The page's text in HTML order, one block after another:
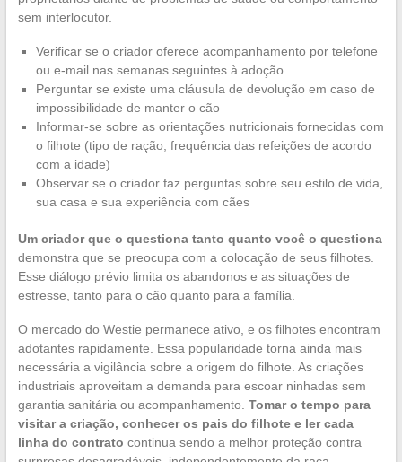
sem interlocutor.
Verificar se o criador oferece acompanhamento por telefone
ou e-mail nas semanas seguintes à adoção
Perguntar se existe uma cláusula de devolução em caso de
impossibilidade de manter o cão
Informar-se sobre as orientações nutricionais fornecidas com
o filhote (tipo de ração, frequência das refeições de acordo
com a idade)
Observar se o criador faz perguntas sobre seu estilo de vida,
sua casa e sua experiência com cães
Um criador que o questiona tanto quanto você o questiona
demonstra que se preocupa com a colocação de seus filhotes.
Esse diálogo prévio limita os abandonos e as situações de
estresse, tanto para o cão quanto para a família.
O mercado do Westie permanece ativo, e os filhotes encontram
adotantes rapidamente. Essa popularidade torna ainda mais
necessária a vigilância sobre a origem do filhote. As criações
industriais aproveitam a demanda para escoar ninhadas sem
garantia sanitária ou acompanhamento. Tomar o tempo para
visitar a criação, conhecer os pais do filhote e ler cada
linha do contrato continua sendo a melhor proteção contra